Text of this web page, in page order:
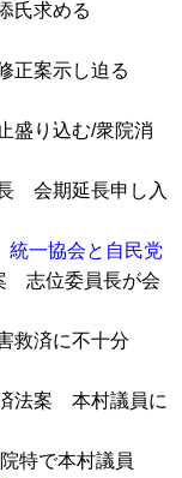
氏求める
正案示し迫る
盛り込む/衆院消
会期延長申し入
一協会と自民党
志位委員長が会
救済に不十分
法案 本村議員に
特で本村議員